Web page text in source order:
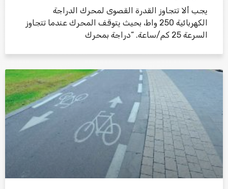
يجب ألا تتجاوز القدرة القصوى لمحرك الدراجة
الكهربائية 250 واط، بحيث يتوقف المحرك عندما تتجاوز
السرعة 25 كم/ساعة. “دراجة بمحرك